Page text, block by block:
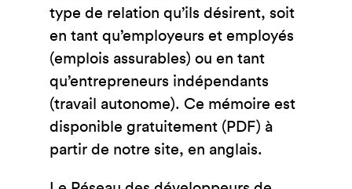
type de relation qu’ils désirent, soit
en tant qu’employeurs et employés
(emplois assurables) ou en tant
qu’entrepreneurs indépendants
(travail autonome). Ce mémoire est
disponible gratuitement (PDF) à
partir de notre site, en anglais.